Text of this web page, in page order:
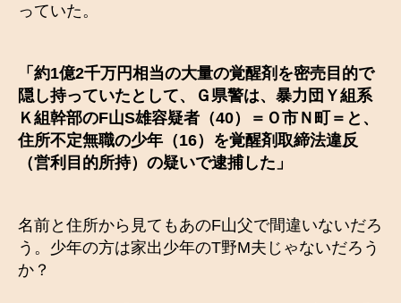
っていた。
「約1億2千万円相当の大量の覚醒剤を密売目的で
隠し持っていたとして、Ｇ県警は、暴力団Ｙ組系
Ｋ組幹部のF山S雄容疑者（40）＝Ｏ市Ｎ町＝と、
住所不定無職の少年（16）を覚醒剤取締法違反
（営利目的所持）の疑いで逮捕した」
名前と住所から見てもあのF山父で間違いないだろ
う。少年の方は家出少年のT野M夫じゃないだろう
か？